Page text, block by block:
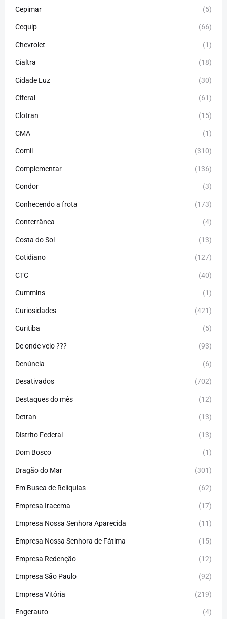
Cepimar (5)
Cequip (66)
Chevrolet (1)
Cialtra (18)
Cidade Luz (30)
Ciferal (61)
Clotran (15)
CMA (1)
Comil (310)
Complementar (136)
Condor (3)
Conhecendo a frota (173)
Conterrânea (4)
Costa do Sol (13)
Cotidiano (127)
CTC (40)
Cummins (1)
Curiosidades (421)
Curitiba (5)
De onde veio ??? (93)
Denúncia (6)
Desativados (702)
Destaques do mês (12)
Detran (13)
Distrito Federal (13)
Dom Bosco (1)
Dragão do Mar (301)
Em Busca de Relíquias (62)
Empresa Iracema (17)
Empresa Nossa Senhora Aparecida (11)
Empresa Nossa Senhora de Fátima (15)
Empresa Redenção (12)
Empresa São Paulo (92)
Empresa Vitória (219)
Engerauto (4)